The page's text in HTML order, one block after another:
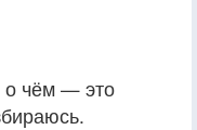
о чём — это